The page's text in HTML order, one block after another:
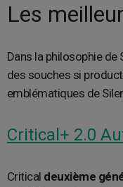
Les
Dans la philosophie
des souches si
emblématiques de
Critical+ 2.0
Critical deuxième